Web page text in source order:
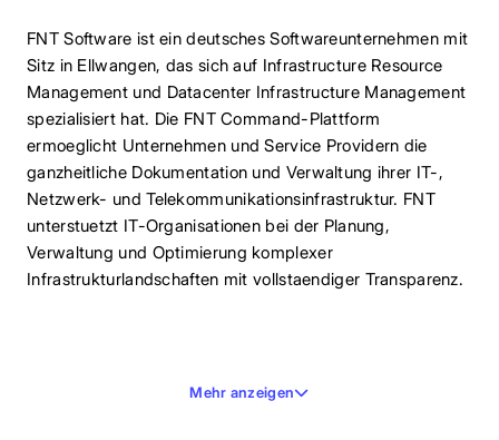
FNT Software ist ein deutsches Softwareunternehmen mit
Sitz in Ellwangen, das sich auf Infrastructure Resource
Management und Datacenter Infrastructure Management
spezialisiert hat. Die FNT Command-Plattform
ermoeglicht Unternehmen und Service Providern die
ganzheitliche Dokumentation und Verwaltung ihrer IT-,
Netzwerk- und Telekommunikationsinfrastruktur. FNT
unterstuetzt IT-Organisationen bei der Planung,
Verwaltung und Optimierung komplexer
Infrastrukturlandschaften mit vollstaendiger Transparenz.
Mehr anzeigen